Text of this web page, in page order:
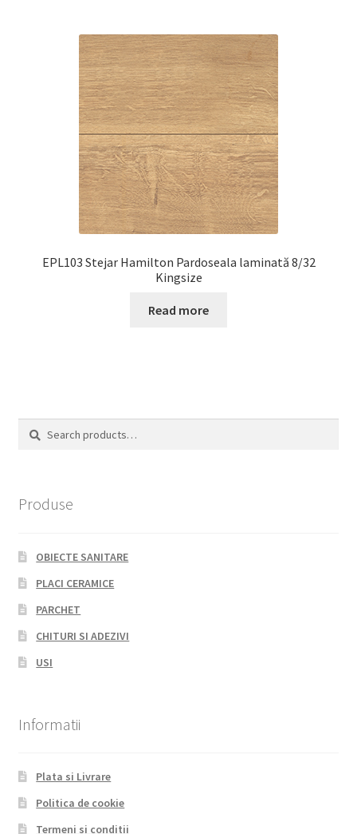
EPL103 Stejar Hamilton Pardoseala laminată 8/32
Kingsize
Read more
Search
Search
Produse
OBIECTE SANITARE
PLACI CERAMICE
PARCHET
CHITURI SI ADEZIVI
USI
Informatii
Plata si Livrare
Politica de cookie
Termeni si conditii